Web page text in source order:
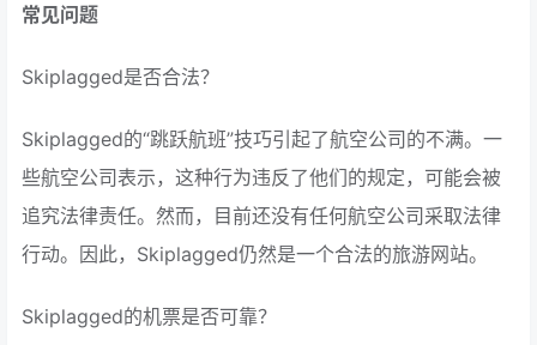
常见问题
Skiplagged是否合法？
Skiplagged的“跳跃航班”技巧引起了航空公司的不满。一
些航空公司表示，这种行为违反了他们的规定，可能会被
追究法律责任。然而，目前还没有任何航空公司采取法律
行动。因此，Skiplagged仍然是一个合法的旅游网站。
Skiplagged的机票是否可靠？